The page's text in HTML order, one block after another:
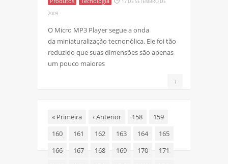
2009
O Micro MP3 Player segue a onda
da miniaturalização tecnonólica. Ele foi tão
reduzido que suas dimensões são apenas
um pouco maiores
+
« Primeira ‹Anterior 158
159
160
161 162 163 164
165
166
167 168 169 170
171